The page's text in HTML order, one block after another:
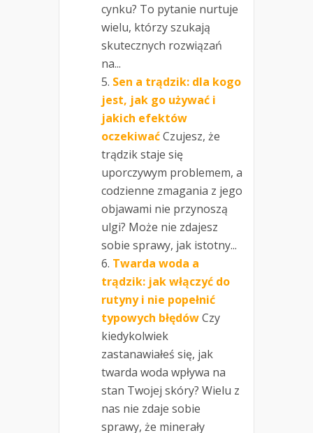
cynku? To pytanie nurtuje
wielu, którzy szukają
skutecznych rozwiązań
na...
Sen a trądzik: dla kogo
jest, jak go używać i
jakich efektów
oczekiwaćCzujesz, że
trądzik staje się
uporczywym problemem, a
codzienne zmagania z jego
objawami nie przynoszą
ulgi? Może nie zdajesz
sobie sprawy, jak istotny...
Twarda woda a
trądzik: jak włączyć do
rutyny i nie popełnić
typowych błędówCzy
kiedykolwiek
zastanawiałeś się, jak
twarda woda wpływa na
stan Twojej skóry? Wielu z
nas nie zdaje sobie
sprawy, że minerały